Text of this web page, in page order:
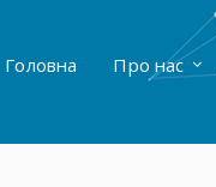
Головна Про нас